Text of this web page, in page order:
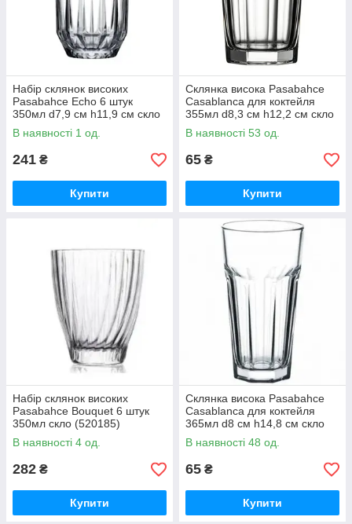
Набір склянок високих
Pasabahce Echo 6 штук
350мл d7,9 см h11,9 см скло
(520225)
В наявності 1 од.
241 ₴
Купити
Склянка висока Pasabahce
Casablanca для коктейля
355мл d8,3 см h12,2 см скло
(52708/1)
В наявності 53 од.
65 ₴
Купити
Набір склянок високих
Pasabahce Bouquet 6 штук
350мл скло (520185)
В наявності 4 од.
282 ₴
Купити
Склянка висока Pasabahce
Casablanca для коктейля
365мл d8 см h14,8 см скло
(52706/1)
В наявності 48 од.
65 ₴
Купити